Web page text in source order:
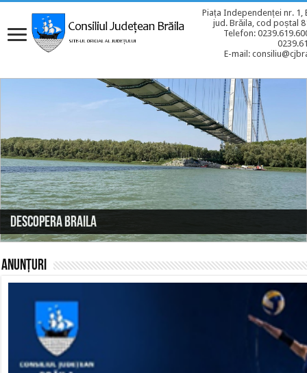
Piața Independenței nr. 1,
jud. Brăila, cod poștal
Telefon:
E-mail:
Contact
Descopera Braila
Braila
Braila
Programe, Proiecte si Strategii
Festivaluri / Contests
Consiliul Județean Brăila - facebook
Anunțuri